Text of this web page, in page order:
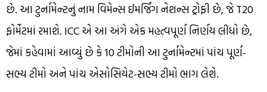
છે. આ ટુર્નામેન્ટનું નામ વિમેન્સ ઈમર્જિંગ નેશન્સ ટ્રોફી છે, જે T20
ફોર્મેટમાં રમાશે. ICC એ આ અંગે એક મહત્વપૂર્ણ નિર્ણય લીધો છે,
જેમાં કહેવામાં આવ્યું છે કે 10 ટીમોની આ ટુર્નામેન્ટમાં પાંચ પૂર્ણ-
સભ્ય ટીમો અને પાંચ એસોસિયેટ-સભ્ય ટીમો ભાગ લેશે.